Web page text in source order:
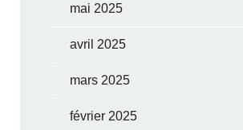
mai 2025
avril 2025
mars 2025
février 2025